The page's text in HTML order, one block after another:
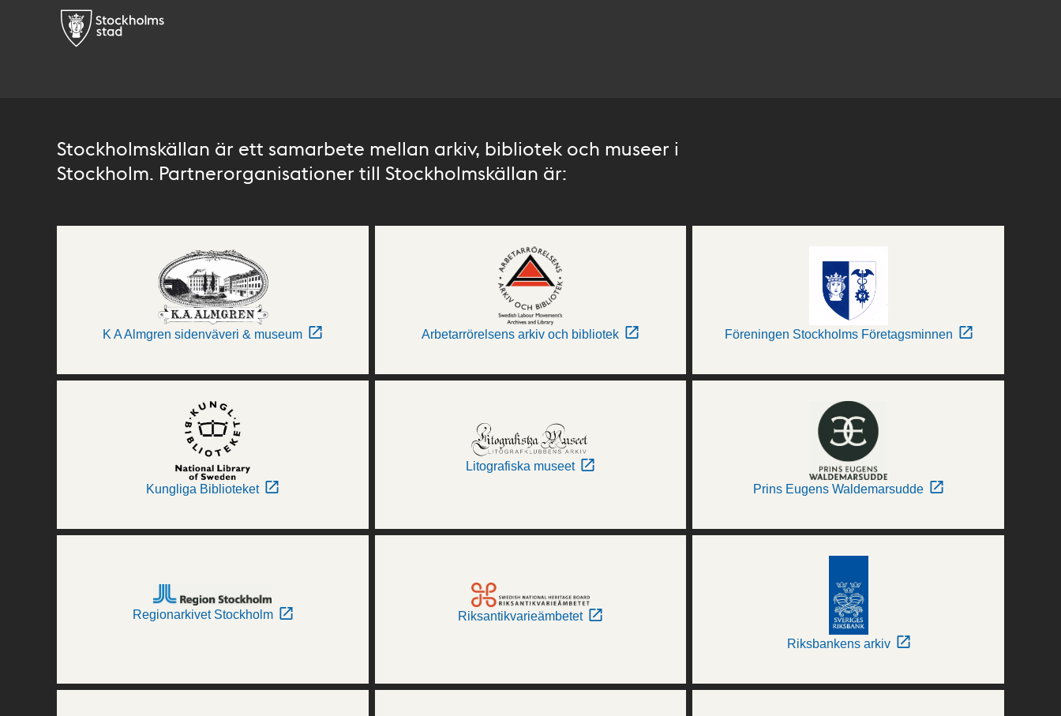
Stockholmskällan är ett samarbete mellan arkiv, bibliotek och museer i
Stockholm. Partnerorganisationer till Stockholmskällan är:
K A Almgren sidenväveri & museum Arbetarrörelsens arkiv och bibliotek Föreningen Stockholms Företagsminnen
Kungliga Biblioteket
Litografiska museet
Prins Eugens Waldemarsudde
Regionarkivet Stockholm Riksantikvarieämbetet
Riksbankens arkiv